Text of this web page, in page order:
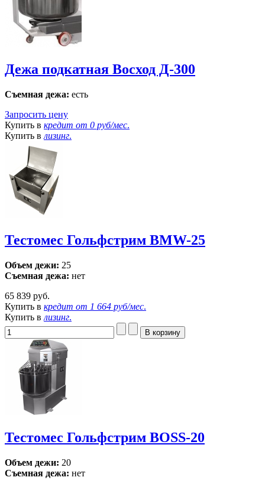
Дежа подкатная Восход Д-300
Съемная дежа: есть
Запросить цену
Купить в кредит от 0 руб/мес.
Купить в лизинг.
Тестомес Гольфстрим BMW-25
Объем дежи: 25
Съемная дежа: нет
65 839 руб.
Купить в кредит от 1 664 руб/мес.
Купить в лизинг.
Тестомес Гольфстрим BOSS-20
Объем дежи: 20
Съемная дежа: нет